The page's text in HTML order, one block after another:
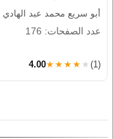
أبو سريع محمد عبد الهادي
عدد الصفحات: 176
4.00★★★★★ (1)